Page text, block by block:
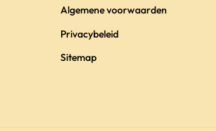
Algemene voorwaarden
Privacybeleid
Sitemap